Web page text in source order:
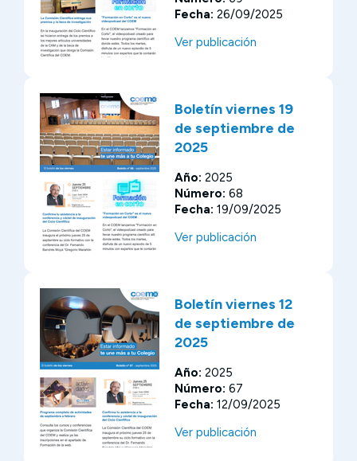
Fecha: 26/09/2025
Ver publicación
Boletín viernes 19
de septiembre de
2025
Año: 2025
Número: 68
Fecha: 19/09/2025
Ver publicación
Boletín viernes 12
de septiembre de
2025
Año: 2025
Número: 67
Fecha: 12/09/2025
Ver publicación